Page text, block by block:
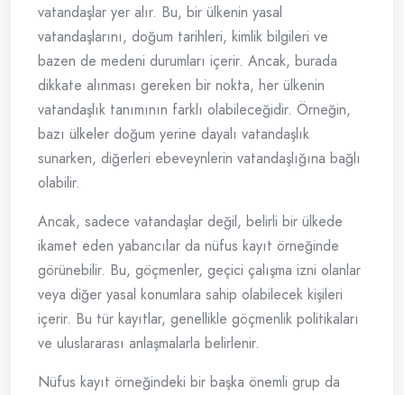
vatandaşlar yer alır. Bu, bir ülkenin yasal
vatandaşlarını, doğum tarihleri, kimlik bilgileri ve
bazen de medeni durumları içerir. Ancak, burada
dikkate alınması gereken bir nokta, her ülkenin
vatandaşlık tanımının farklı olabileceğidir. Örneğin,
bazı ülkeler doğum yerine dayalı vatandaşlık
sunarken, diğerleri ebeveynlerin vatandaşlığına bağlı
olabilir.
Ancak, sadece vatandaşlar değil, belirli bir ülkede
ikamet eden yabancılar da nüfus kayıt örneğinde
görünebilir. Bu, göçmenler, geçici çalışma izni olanlar
veya diğer yasal konumlara sahip olabilecek kişileri
içerir. Bu tür kayıtlar, genellikle göçmenlik politikaları
ve uluslararası anlaşmalarla belirlenir.
Nüfus kayıt örneğindeki bir başka önemli grup da